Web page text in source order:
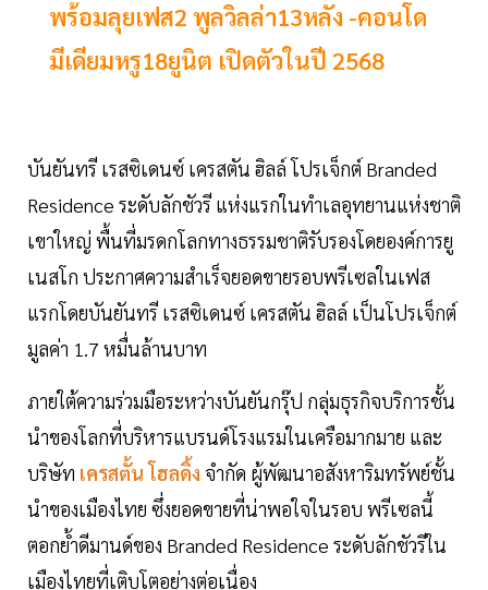
พร้อมลุยเฟส2 พูลวิลล่า13หลัง -คอนโด
มีเดียมหรู18ยูนิต เปิดตัวในปี 2568
บันยันทรี เรสซิเดนซ์ เครสตัน ฮิลล์ โปรเจ็กต์ Branded
Residence ระดับลักชัวรี แห่งแรกในทำเลอุทยานแห่งชาติ
เขาใหญ่ พื้นที่มรดกโลกทางธรรมชาติรับรองโดยองค์การยู
เนสโก ประกาศความสำเร็จยอดขายรอบพรีเซลในเฟส
แรกโดยบันยันทรี เรสซิเดนซ์ เครสตัน ฮิลล์ เป็นโปรเจ็กต์
มูลค่า 1.7 หมื่นล้านบาท
ภายใต้ความร่วมมือระหว่างบันยันกรุ๊ป กลุ่มธุรกิจบริการชั้น
นำของโลกที่บริหารแบรนด์โรงแรมในเครือมากมาย และ
บริษัท เครสตั้น โฮลดิ้ง จำกัด ผู้พัฒนาอสังหาริมทรัพย์ชั้น
นำของเมืองไทย ซึ่งยอดขายที่น่าพอใจในรอบ พรีเซลนี้
ตอกย้ำดีมานด์ของ Branded Residence ระดับลักชัวรีใน
เมืองไทยที่เติบโตอย่างต่อเนื่อง